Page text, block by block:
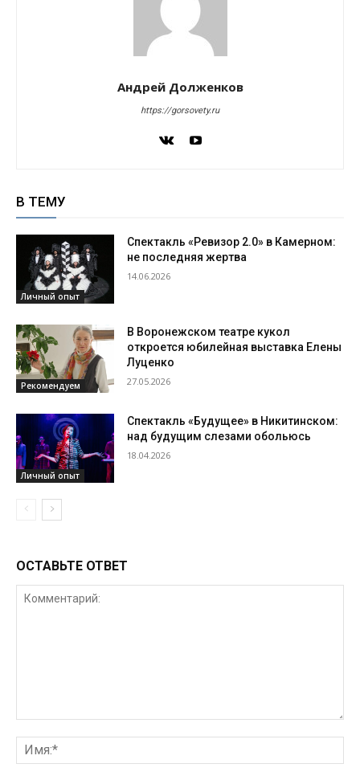
Андрей Долженков
https://gorsovety.ru
В ТЕМУ
Личный опыт
Спектакль «Ревизор 2.0» в Камерном:
не последняя жертва
14.06.2026
Рекомендуем
В Воронежском театре кукол
откроется юбилейная выставка Елены
Луценко
27.05.2026
Личный опыт
Спектакль «Будущее» в Никитинском:
над будущим слезами обольюсь
18.04.2026
ОСТАВЬТЕ ОТВЕТ